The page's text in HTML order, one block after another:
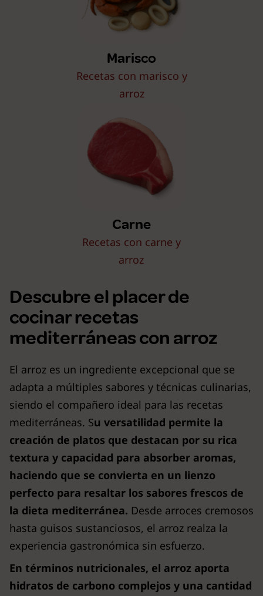
Marisco
Recetas con marisco y
arroz
Carne
Recetas con carne y
arroz
Descubre el placer de
cocinar recetas
mediterráneas con arroz
El arroz es un ingrediente excepcional que se
adapta a múltiples sabores y técnicas culinarias,
siendo el compañero ideal para las recetas
mediterráneas. Su versatilidad permite la
creación de platos que destacan por su rica
textura y capacidad para absorber aromas,
haciendo que se convierta en un lienzo
perfecto para resaltar los sabores frescos de
la dieta mediterránea. Desde arroces cremosos
hasta guisos sustanciosos, el arroz realza la
experiencia gastronómica sin esfuerzo.
En términos nutricionales, el arroz aporta
hidratos de carbono complejos y una cantidad